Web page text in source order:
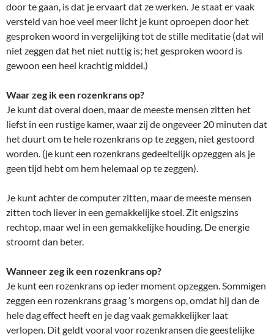
door te gaan, is dat je ervaart dat ze werken. Je staat er vaak
versteld van hoe veel meer licht je kunt oproepen door het
gesproken woord in vergelijking tot de stille meditatie (dat wil
niet zeggen dat het niet nuttig is; het gesproken woord is
gewoon een heel krachtig middel.)
Waar zeg ik een rozenkrans op?
Je kunt dat overal doen, maar de meeste mensen zitten het
liefst in een rustige kamer, waar zij de ongeveer 20 minuten dat
het duurt om te hele rozenkrans op te zeggen, niet gestoord
worden. (je kunt een rozenkrans gedeeltelijk opzeggen als je
geen tijd hebt om hem helemaal op te zeggen).
Je kunt achter de computer zitten, maar de meeste mensen
zitten toch liever in een gemakkelijke stoel. Zit enigszins
rechtop, maar wel in een gemakkelijke houding. De energie
stroomt dan beter.
Wanneer zeg ik een rozenkrans op?
Je kunt een rozenkrans op ieder moment opzeggen. Sommigen
zeggen een rozenkrans graag ’s morgens op, omdat hij dan de
hele dag effect heeft en je dag vaak gemakkelijker laat
verlopen. Dit geldt vooral voor rozenkransen die geestelijke